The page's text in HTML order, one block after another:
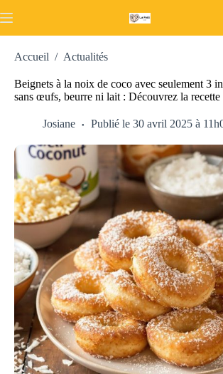
au
Accueil / Actualités
Beignets à la noix de coco avec seulement 3
sans œufs, beurre ni lait : Découvrez la recette
Josiane Publié le 30 avril 2025 à